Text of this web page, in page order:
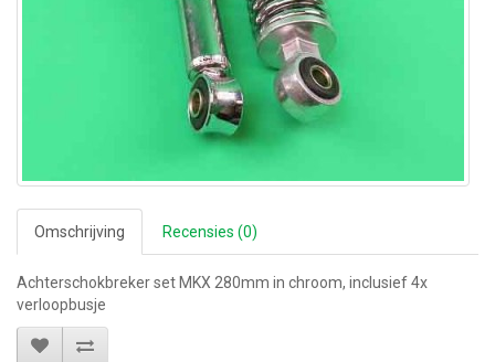
Omschrijving Recensies (0)
Achterschokbreker set MKX 280mm in chroom, inclusief 4x
verloopbusje